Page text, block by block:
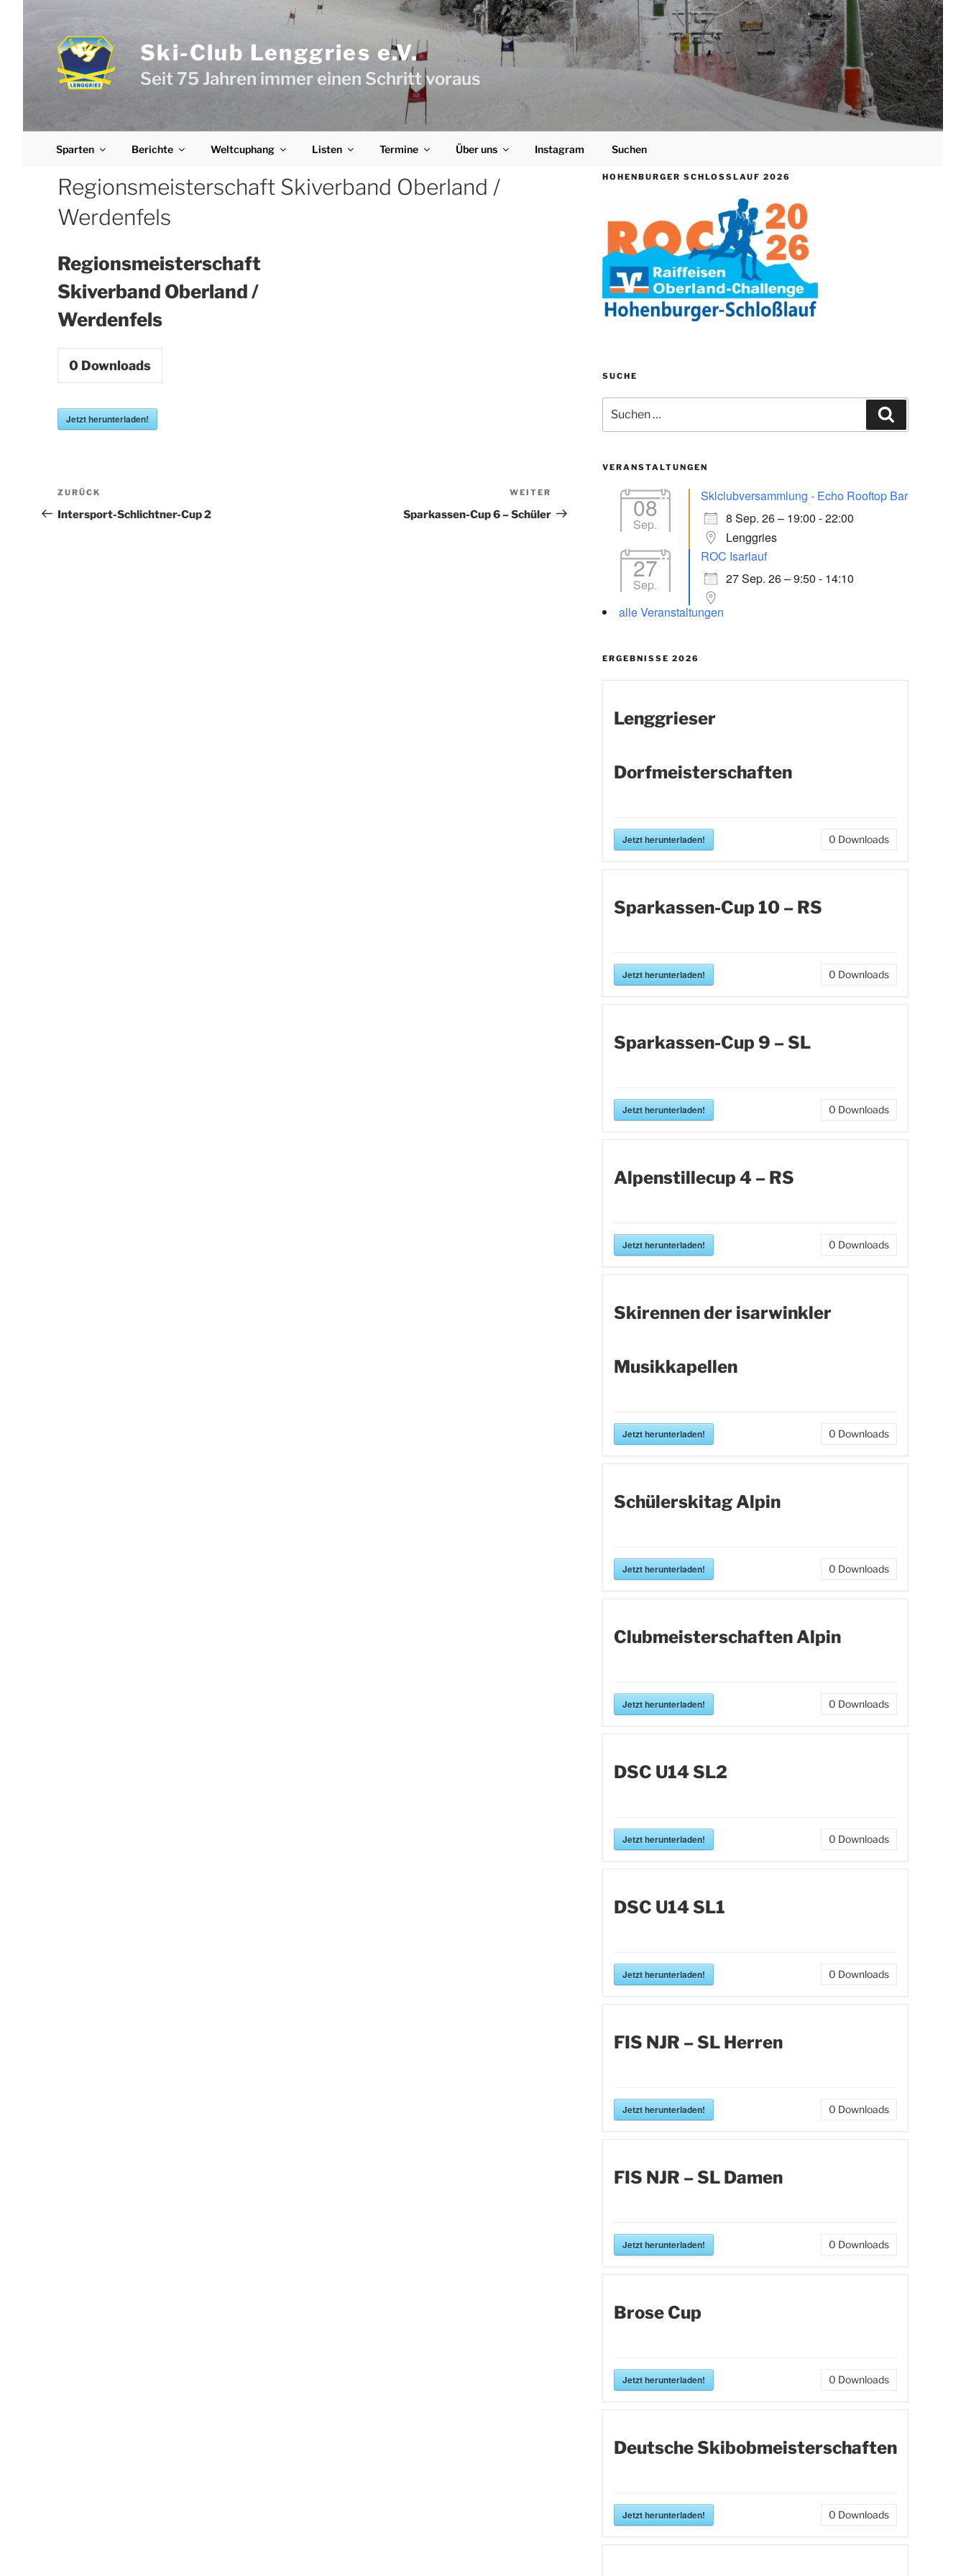
springen
Ski-Club Lenggries e.V.
Seit 75 Jahren immer einen Schritt voraus
Sparten Berichte Weltcuphang Listen Termine Über uns Instagram Suchen
Search Button
Regionsmeisterschaft Skiverband Oberland /
Werdenfels
Regionsmeisterschaft
Skiverband Oberland /
Werdenfels
0 Downloads
Jetzt herunterladen!
Beitragsnavigation
Vorheriger
Beitrag
ZURÜCK
Intersport-Schlichtner-Cup 2
Beitrag
WEITER
Sparkassen-Cup 6 – Schüler
HOHENBURGER SCHLOSSLAUF 2026
SUCHE
nach:
VERANSTALTUNGEN
08
Sep.
Sklclubversammlung - Echo Rooftop Bar
8 Sep. 26 – 19:00 - 22:00
Lenggries
27
Sep.
ROC Isarlauf
27 Sep. 26 – 9:50 - 14:10
alle Veranstaltungen
ERGEBNISSE 2026
Lenggrieser
Dorfmeisterschaften
Jetzt herunterladen! 0 Downloads
Sparkassen-Cup 10 – RS
Jetzt herunterladen! 0 Downloads
Sparkassen-Cup 9 – SL
Jetzt herunterladen! 0 Downloads
Alpenstillecup 4 – RS
Jetzt herunterladen! 0 Downloads
Skirennen der isarwinkler
Musikkapellen
Jetzt herunterladen! 0 Downloads
Schülerskitag Alpin
Jetzt herunterladen! 0 Downloads
Clubmeisterschaften Alpin
Jetzt herunterladen! 0 Downloads
DSC U14 SL2
Jetzt herunterladen! 0 Downloads
DSC U14 SL1
Jetzt herunterladen! 0 Downloads
FIS NJR – SL Herren
Jetzt herunterladen! 0 Downloads
FIS NJR – SL Damen
Jetzt herunterladen! 0 Downloads
Brose Cup
Jetzt herunterladen! 0 Downloads
Deutsche Skibobmeisterschaften
Jetzt herunterladen! 0 Downloads